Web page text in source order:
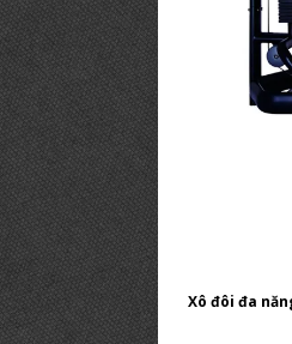
Xô đôi đa